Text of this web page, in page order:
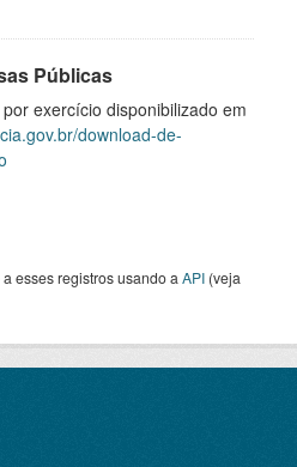
Públicas
exercício disponibilizado em
download-de-
esses registros usando a API (veja